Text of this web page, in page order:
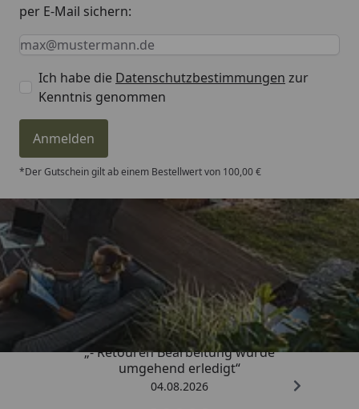
per E-Mail sichern:
Keine Eingabe erforderlich
Eingabe erforderlich
E-Mail *
Ich habe die Datenschutzbestimmungen zur
Kenntnis genommen
Anmelden
*Der Gutschein gilt ab einem Bestellwert von 100,00 €
Trusted Shops
4,81/ 5
„- Retouren Bearbeitung wurde
umgehend erledigt“
04.08.2026